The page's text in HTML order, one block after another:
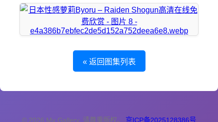
« 返回图集列表
© 2026 My Gallery. 请尊重版权。 京ICP备2025128386号